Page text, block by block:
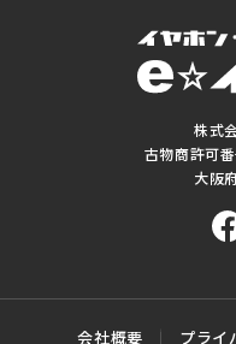
株式
古物商許可
大阪
会社概要 プライ